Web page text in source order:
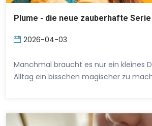
Plume - die neue zauberhafte
2026-04-03
Manchmal braucht es nur ein kleines
Alltag ein bisschen magischer zu